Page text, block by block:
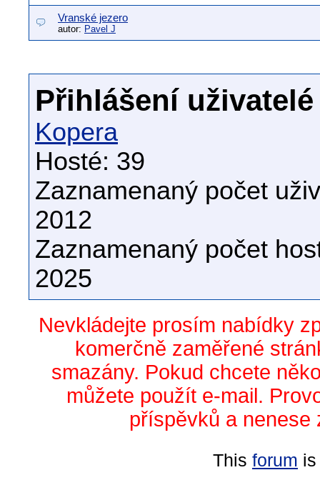
Vranské jezero
autor: Pavel J
Přihlášení uživatelé
Kopera
Hosté: 39
Zaznamenaný počet
2012
Zaznamenaný počet
2025
Nevkládejte prosím nabídky
komerčně zaměřené
smazány. Pokud chcete
můžete použít e-mail.
příspěvků a nenese
This forum